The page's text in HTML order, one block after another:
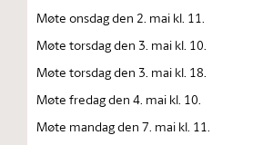
Møte onsdag den 2. mai kl. 11.
Møte torsdag den 3. mai kl. 10.
Møte torsdag den 3. mai kl. 18.
Møte fredag den 4. mai kl. 10.
Møte mandag den 7. mai kl. 11.